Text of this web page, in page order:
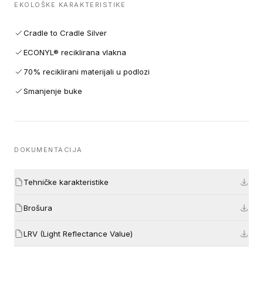
EKOLOŠKE KARAKTERISTIKE
Cradle to Cradle Silver
ECONYL® reciklirana vlakna
70% reciklirani materijali u podlozi
Smanjenje buke
DOKUMENTACIJA
Tehničke karakteristike
Brošura
LRV (Light Reflectance Value)